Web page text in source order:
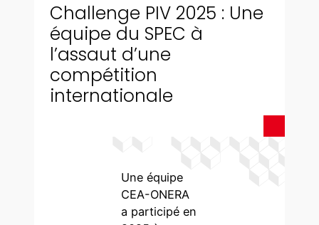
Challenge PIV 2025 : Une
équipe du SPEC à
l’assaut d’une
compétition
internationale
Une équipe
CEA-ONERA
a participé en